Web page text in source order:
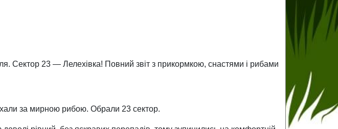
Сектор 23 — Лелехівка! Повний звіт з прикормкою, снастями і рибами
за мирною рибою. Обрали 23 сектор.